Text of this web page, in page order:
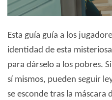
Esta guía guía a los
identidad de esta
para dárselo a los pobres.
sí mismos, pueden seguir
se esconde tras la máscara